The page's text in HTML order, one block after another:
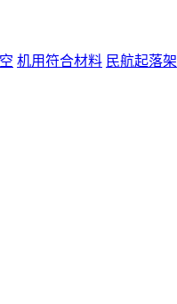
机用符合材料 民航起落架